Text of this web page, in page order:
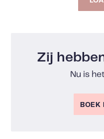
Zij
Nu is
BOEK